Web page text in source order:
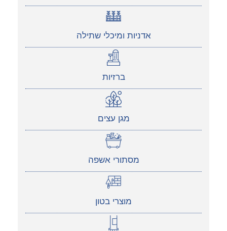
אדניות ומיכלי שתילה
ברזיות
מגן עצים
מסתורי אשפה
מוצרי בטון